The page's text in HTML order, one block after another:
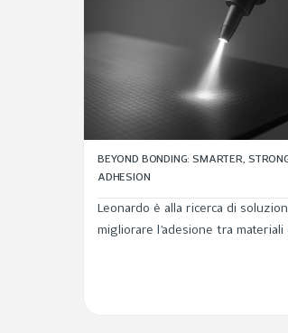
BEYOND BONDING: SMARTER,
ADHESION
Leonardo è alla ricerca di
migliorare l’adesione tra materiali